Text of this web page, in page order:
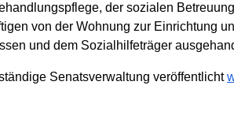
der sozialen
von der Wohnung zur Einrichtung
und dem Sozialhilfeträger
Senatsverwaltung veröffentlicht